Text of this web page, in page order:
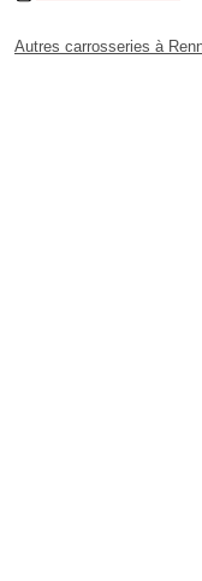
Autres carrosseries à